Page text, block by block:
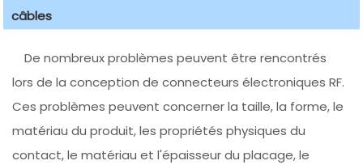
câbles
De nombreux problèmes peuvent être rencontrés
lors de la conception de connecteurs électroniques RF.
Ces problèmes peuvent concerner la taille, la forme, le
matériau du produit, les propriétés physiques du
contact, le matériau et l'épaisseur du placage, le